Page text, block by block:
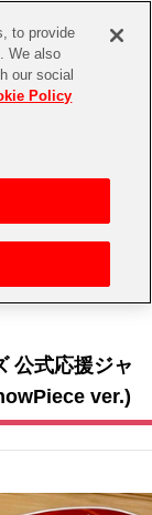
EVENT
スター シャイニーカラー
公式応援ジャ
ver.)
to provide
We also
our social
Policy